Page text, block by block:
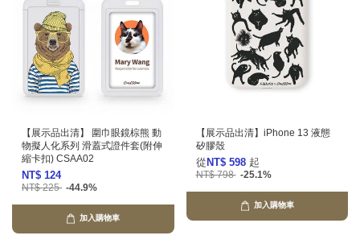
【展示品出清】 圍巾眼鏡棕熊 動
物擬人化系列 滑蓋式證件套(附伸
縮卡扣) CSAA02
NT$ 124
NT$ 225 -44.9%
加入購物車
【展示品出清】iPhone 13 液態
矽膠殼
從 NT$ 598 起
NT$ 798 -25.1%
加入購物車